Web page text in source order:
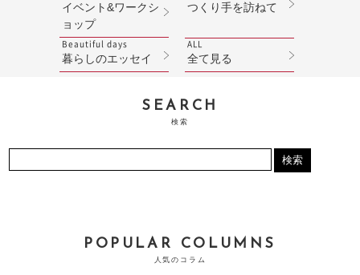
イベント&ワークシ
ョップ
つくり手を訪ねて
Beautiful days
暮らしのエッセイ
ALL
全て見る
SEARCH
検索
POPULAR COLUMNS
人気のコラム